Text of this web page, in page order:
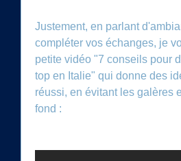
Justement, en parlant
compléter vos échanges, je
petite vidéo "7 conseils pour
top en Italie" qui donne des
réussi, en évitant les galères
fond :